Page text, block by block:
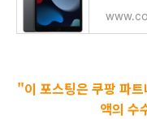
"이 포스팅은 쿠팡 파
액의 수